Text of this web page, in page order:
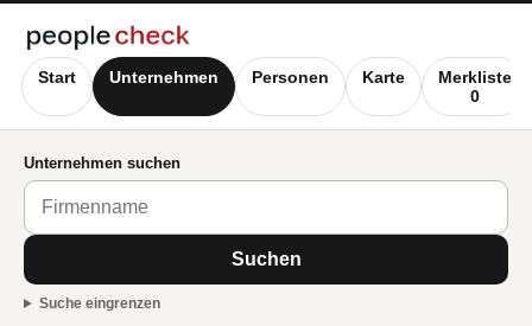
Start Unternehmen Personen Karte
Merkliste
0
Unternehmen suchen
Suchen
Suche eingrenzen